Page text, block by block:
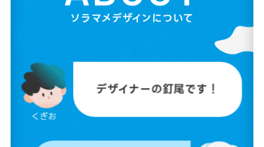
ソラマメデザインについて
くぎお
デザイナーの釘尾です！